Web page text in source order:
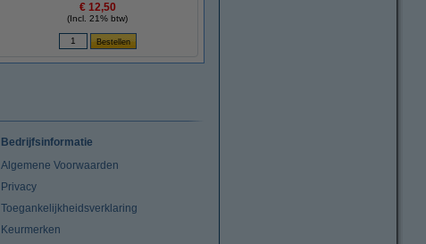
€ 12,50
(Incl. 21% btw)
Bedrijfsinformatie
Algemene Voorwaarden
Privacy
Toegankelijkheidsverklaring
Keurmerken